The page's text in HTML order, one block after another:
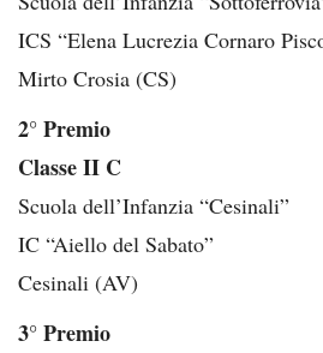
ICS “Elena Lucrezia Cornaro
Mirto Crosia (CS)
2° Premio
Classe II C
Scuola dell’Infanzia “Cesinali”
IC “Aiello del Sabato”
Cesinali (AV)
3° Premio